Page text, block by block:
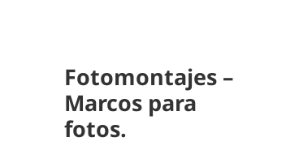
Fotomontajes –
Marcos para
fotos.